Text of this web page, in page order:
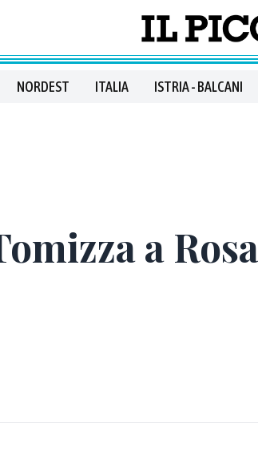
NORDEST ITALIA ISTRIA - BALCANI
a